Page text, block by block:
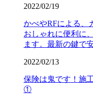
2022/02/19
かべやRFによる、
おしゃれに便利に
ます。最新の鍵で
2022/02/13
保険は鬼です！施
①